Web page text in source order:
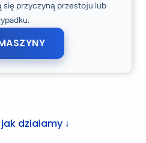
się przyczyną przestoju lub
działamy ↓